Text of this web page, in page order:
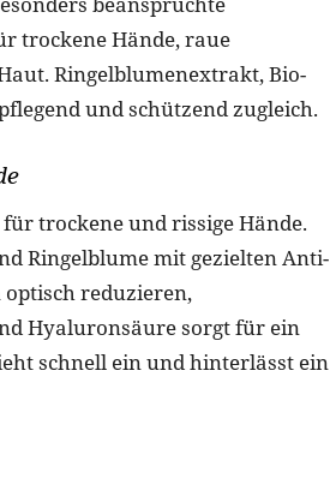
trockene Hände, raue
Ringelblumenextrakt, Bio-
und schützend zugleich.
trockene und rissige Hände.
Ringelblume mit gezielten Anti-
reduzieren,
Hyaluronsäure sorgt für ein
schnell ein und hinterlässt ein